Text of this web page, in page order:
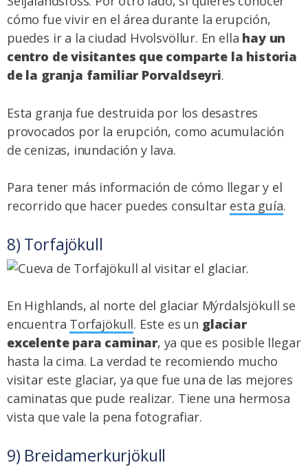
cómo fue vivir en el área durante la erupción,
puedes ir a la ciudad Hvolsvöllur. En ella hay un
centro de visitantes que comparte la historia
de la granja familiar Porvaldseyri.
Esta granja fue destruida por los desastres
provocados por la erupción, como acumulación
de cenizas, inundación y lava.
Para tener más información de cómo llegar y el
recorrido que hacer puedes consultar esta guía.
8) Torfajökull
En Highlands, al norte del glaciar Mýrdalsjökull se
encuentra Torfajökull. Este es un glaciar
excelente para caminar, ya que es posible llegar
hasta la cima. La verdad te recomiendo mucho
visitar este glaciar, ya que fue una de las mejores
caminatas que pude realizar. Tiene una hermosa
vista que vale la pena fotografiar.
9) Breidamerkurjökull